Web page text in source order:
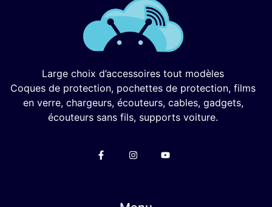
Large choix d’accessoires tout modèles
Coques de protection, pochettes de protection, films
en verre, chargeurs, écouteurs, cables, gadgets,
écouteurs sans fils, supports voiture.